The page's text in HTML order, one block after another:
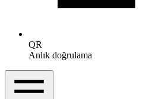
QR
Anlık doğrulama